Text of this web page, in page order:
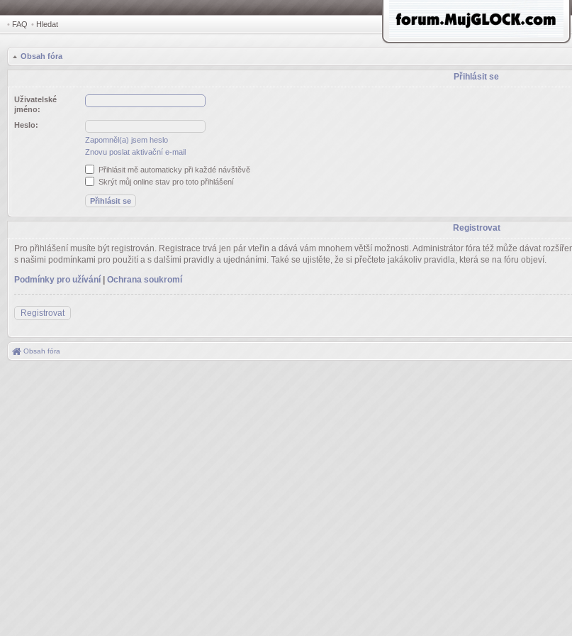
• FAQ • Hledat
Obsah fóra
Přihlásit se
Uživatelské
jméno:
Heslo:
Zapomněl(a) jsem heslo
Znovu poslat aktivační e-mail
Přihlásit mě automaticky při každé návštěvě
Skrýt můj online stav pro toto přihlášení
Registrovat
Pro přihlášení musíte být registrován. Registrace trvá jen pár vteřin a dává vám mnohem větší možnosti. Administrátor fóra též může dávat
s našimi podmínkami pro použití a s dalšími pravidly a ujednáními. Také se ujistěte, že si přečtete jakákoliv pravidla, která se na fóru objeví.
Podmínky pro užívání
Ochrana soukromí
Registrovat
Obsah fóra